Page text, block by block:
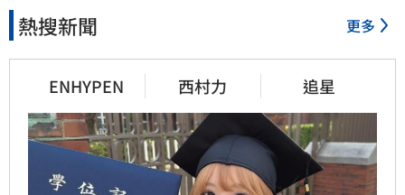
熱搜新聞 更多
ENHYPEN 西村力 追星